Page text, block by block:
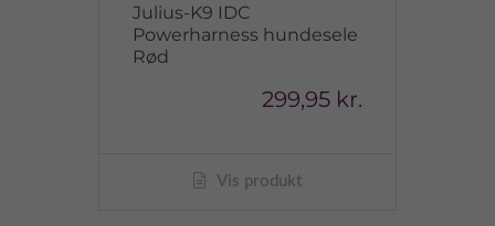
Julius-K9 IDC
Powerharness hundesele
Rød
299,95 kr.
Vis produkt